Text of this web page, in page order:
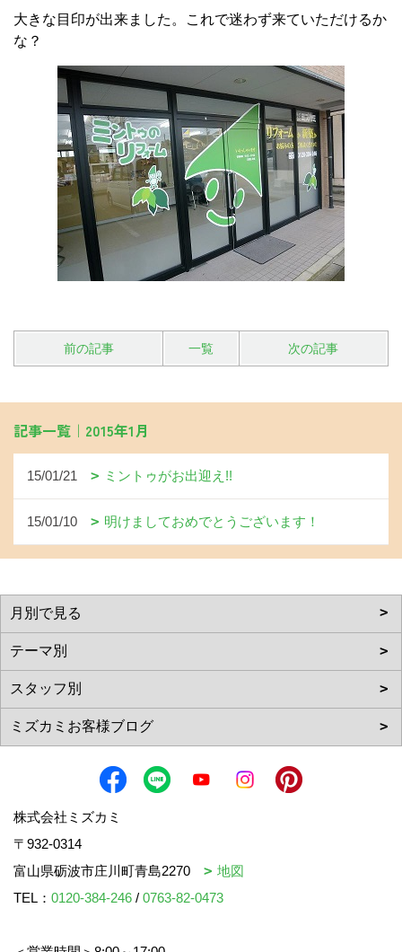
大きな目印が出来ました。これで迷わず来ていただけるか
な？
前の記事 一覧 次の記事
記事一覧｜2015年1月
15/01/21 ミントゥがお出迎え!!
15/01/10 明けましておめでとうございます！
株式会社ミズカミ
〒932-0314
富山県砺波市庄川町青島2270
地図
TEL： 0120-384-246 / 0763-82-0473